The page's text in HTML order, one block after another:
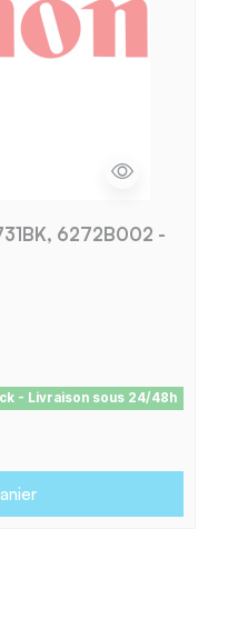
6272B002 -
- Livraison sous 24/48h